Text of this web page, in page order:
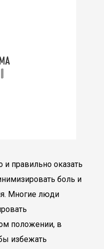
правильно оказать
боль и
Многие люди
положении, в
избежать